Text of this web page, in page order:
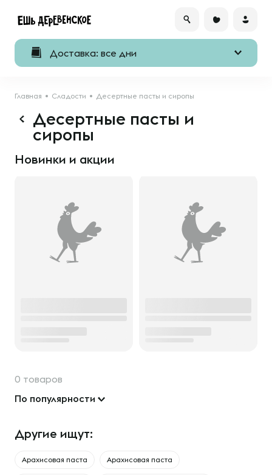
Доставка: все дни
Главная Сладости Десертные пасты и сиропы
Десертные пасты и
сиропы
Новинки и акции
0 товаров
По популярности
Другие ищут:
Арахисовая паста Арахисовая паста